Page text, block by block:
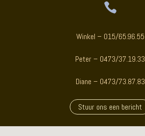

Winkel – 015/65.96.55
Peter – 0473/37.19.33
Diane – 0473/73.87.83
Stuur ons een bericht